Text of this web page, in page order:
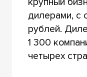
дилерами, с
рублей.
1 300
четырех